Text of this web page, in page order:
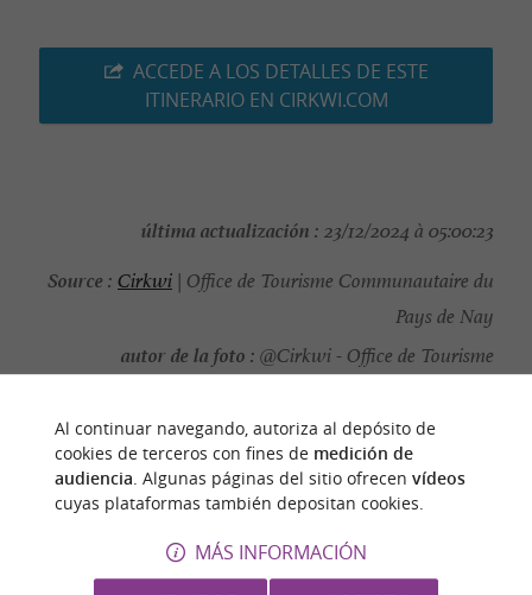
ACCEDE A LOS DETALLES DE ESTE
ITINERARIO EN CIRKWI.COM
última actualización : 23/12/2024 à 05:00:23
Source : Cirkwi | Office de Tourisme Communautaire du
Pays de Nay
autor de la foto : @Cirkwi - Office de Tourisme
PARA DESCUBRIR ALREDEDOR
Al continuar navegando, autoriza al depósito de
cookies de terceros con fines de medición de
audiencia . Algunas páginas del sitio ofrecen vídeos
cuyas plataformas también depositan cookies.
MÁS INFORMACIÓN